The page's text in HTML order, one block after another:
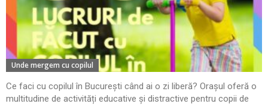
Unde mergem cu copilul
Ce faci cu copilul în București când ai o zi liberă? Orașul oferă o
multitudine de activități educative și distractive pentru copii de